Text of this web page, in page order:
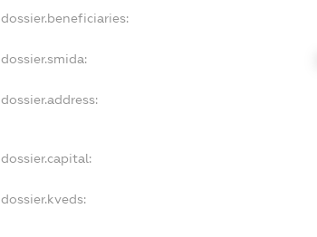
dossier.beneficiaries:
dossier.smida:
dossier.address:
dossier.capital:
dossier.kveds: